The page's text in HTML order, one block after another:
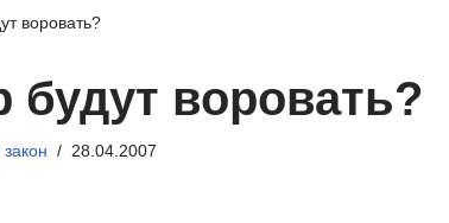
воровать?
будут воровать?
28.04.2007